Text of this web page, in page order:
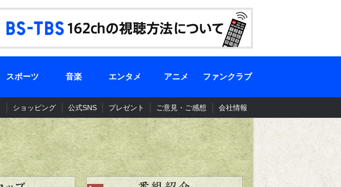
スポーツ 音楽 エンタメ アニメ ファンクラブ
ショッピング 公式SNS プレゼント ご意見・ご感想 会社情報